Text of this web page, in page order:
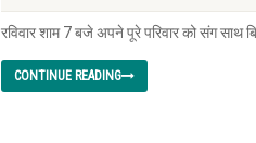
रविवार शाम 7 बजे अपने पूरे परिवार को संग
CONTINUE READING